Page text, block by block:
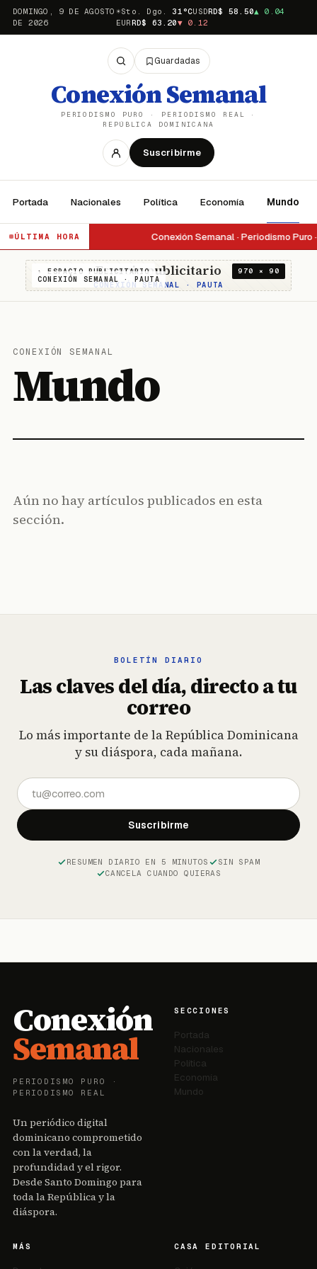
DOMINGO, 9 DE AGOSTO
DE 2026
☀Sto. Dgo. 31 °CUSDRD$ 58.50▲ 0.04
EURRD$ 63.20▼ 0.12
Guardadas
Conexión Semanal
PERIODISMO PURO · PERIODISMO REAL ·
REPÚBLICA DOMINICANA
Suscribirme
Portada Nacionales Política Economía Mundo
ÚLTIMA HORA Conexión Semanal · Periodismo Puro
› ESPACIO PUBLICITARIO 970 × 90
Espacio publicitario
CONEXIÓN SEMANAL · PAUTA
CONEXIÓN SEMANAL · PAUTA
CONEXIÓN SEMANAL
Mundo
Aún no hay artículos publicados en esta
sección.
BOLETÍN DIARIO
Las claves del día, directo a tu
correo
Lo más importante de la República Dominicana
y su diáspora, cada mañana.
Suscribirme
RESUMEN DIARIO EN 5 MINUTOS
SIN SPAM
CANCELA CUANDO QUIERAS
Conexión
Semanal
PERIODISMO PURO ·
PERIODISMO REAL
Un periódico digital
dominicano comprometido
con la verdad, la
profundidad y el rigor.
Desde Santo Domingo para
toda la República y la
diáspora.
SECCIONES
Portada
Nacionales
Política
Economía
Mundo
MÁS CASA EDITORIAL